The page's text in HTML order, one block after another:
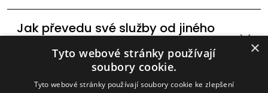
Jak převedu své služby od jiného
poskytovatele internetu?
Dostupné technologie internetového
×
Tyto webové stránky používají
soubory cookie.
Tyto webové stránky používají soubory cookie ke zlepšení